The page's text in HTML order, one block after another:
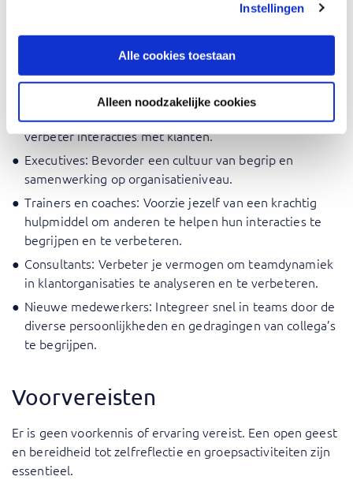
Instellingen
Alle cookies toestaan
Alleen noodzakelijke cookies
te maken met klanten door hun unieke perspectieven
te begrijpen.
Projectmanagers: Leer de sterke punten van
verschillende teamleden te benutten voor succesvolle
projectresultaten.
Klantenservicemedewerkers: Ontwikkel empathie en
verbeter interacties met klanten.
Executives: Bevorder een cultuur van begrip en
samenwerking op organisatieniveau.
Trainers en coaches: Voorzie jezelf van een krachtig
hulpmiddel om anderen te helpen hun interacties te
begrijpen en te verbeteren.
Consultants: Verbeter je vermogen om teamdynamiek
in klantorganisaties te analyseren en te verbeteren.
Nieuwe medewerkers: Integreer snel in teams door de
diverse persoonlijkheden en gedragingen van collega’s
te begrijpen.
Voorvereisten
Er is geen voorkennis of ervaring vereist. Een open geest
en bereidheid tot zelfreflectie en groepsactiviteiten zijn
essentieel.